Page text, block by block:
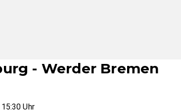
- Werder Bremen
Uhr